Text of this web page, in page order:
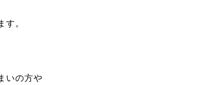
。
いの方や